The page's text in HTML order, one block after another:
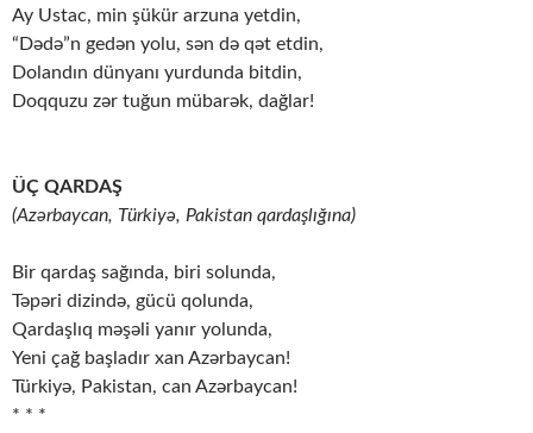
Ay Ustac, min şükür arzuna yetdin,
“Dədə”n gedən yolu, sən də qət etdin,
Dolandın dünyanı yurdunda bitdin,
Doqquzu zər tuğun mübarək, dağlar!
ÜÇ QARDAŞ
(Azərbaycan, Türkiyə, Pakistan qardaşlığına)
Bir qardaş sağında, biri solunda,
Təpəri dizində, gücü qolunda,
Qardaşlıq məşəli yanır yolunda,
Yeni çağ başladır xan Azərbaycan!
Türkiyə, Pakistan, can Azərbaycan!
* * *